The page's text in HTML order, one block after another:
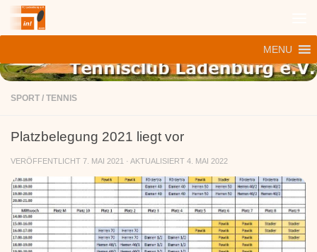
Zum Inhalt springen
MENU
SPORT / TENNIS
Platzbelegung 2021 liegt vor
VERÖFFENTLICHT 7. MAI 2021 · AKTUALISIERT 4. MAI 2022